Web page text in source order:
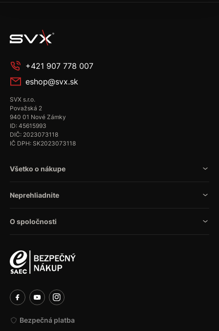
+421 907 778 007
eshop@svx.sk
SVX s.r.o.
Považská 2
940 01 Nové Zámky
ID: 45615993
DIČ: 2023073118
IČ DPH: SK2023073118
Všetko o nákupe
Neprehliadnite
O spoločnosti
Bezpečná platba